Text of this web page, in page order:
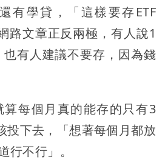
有學貸，「這樣要存ETF
路文章正反兩極，有人說1
有人建議不要存，因為錢
算每個月真的能存的只有3
投下去，「想著每個月都放
行不行」。